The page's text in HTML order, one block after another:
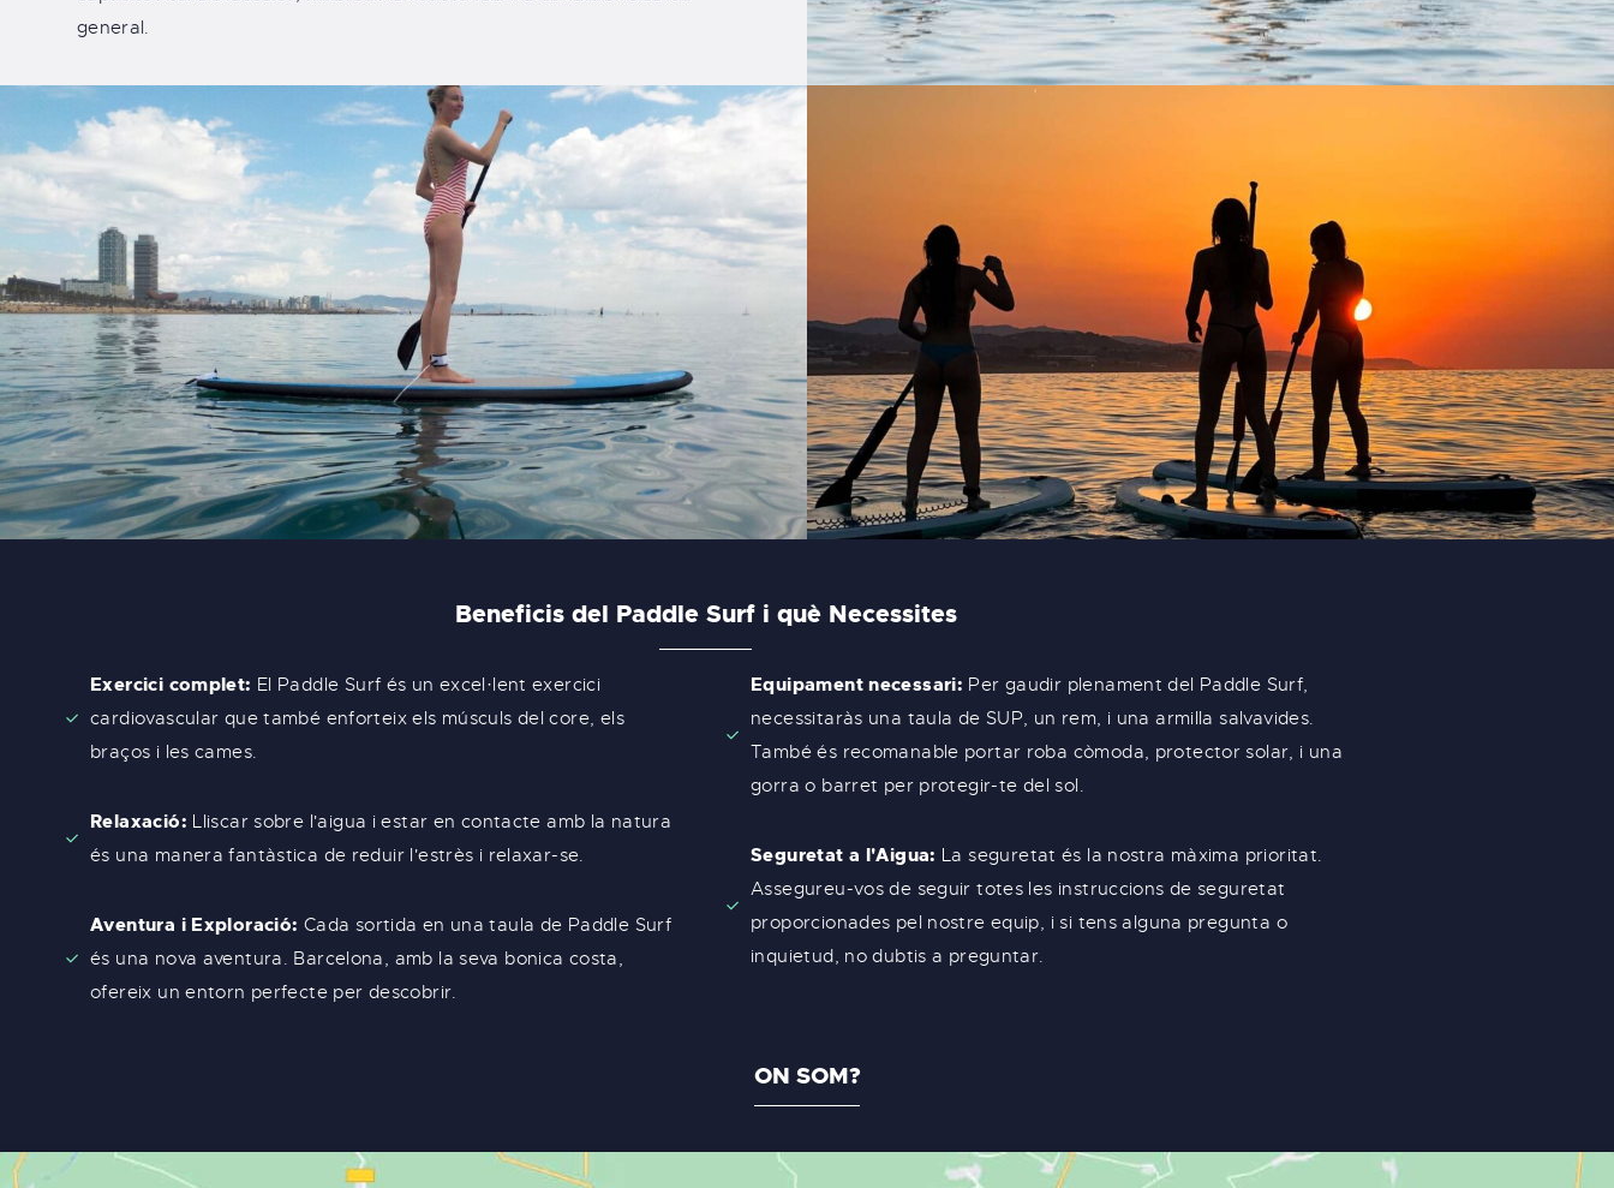
general.
Beneficis del Paddle Surf i què Necessites
Exercici complet: El Paddle Surf és un excel·lent exercici
cardiovascular que també enforteix els músculs del core, els
braços i les cames.
Relaxació: Lliscar sobre l'aigua i estar en contacte amb la natura
és una manera fantàstica de reduir l'estrès i relaxar-se.
Aventura i Exploració: Cada sortida en una taula de Paddle Surf
és una nova aventura. Barcelona, amb la seva bonica costa,
ofereix un entorn perfecte per descobrir.
Equipament necessari: Per gaudir plenament del Paddle Surf,
necessitaràs una taula de SUP, un rem, i una armilla salvavides.
També és recomanable portar roba còmoda, protector solar, i una
gorra o barret per protegir-te del sol.
Seguretat a l'Aigua: La seguretat és la nostra màxima prioritat.
Assegureu-vos de seguir totes les instruccions de seguretat
proporcionades pel nostre equip, i si tens alguna pregunta o
inquietud, no dubtis a preguntar.
ON SOM?